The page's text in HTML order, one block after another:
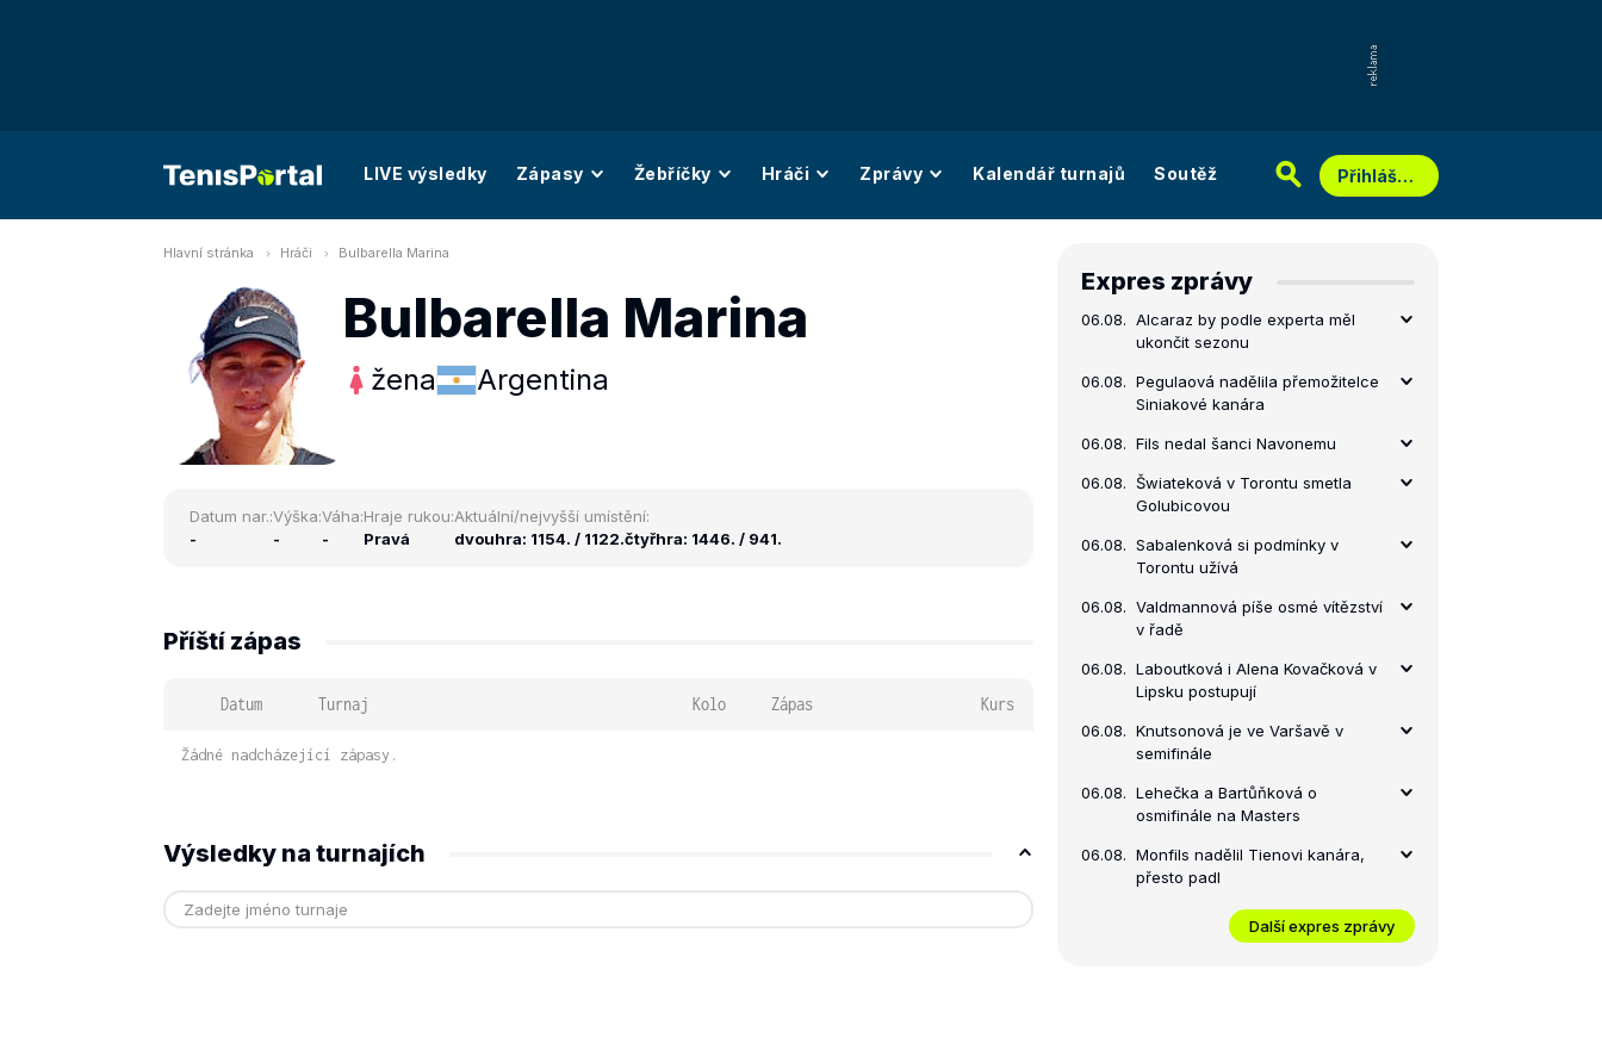
LIVE výsledky Zápasy Žebříčky Hráči Zprávy Kalendář turnajů Soutěž Přihlášení
Hlavní stránka Hráči Bulbarella Marina
Bulbarella Marina
žena Argentina
Datum nar.:
-
Výška:
-
Váha:
-
Hraje rukou:
Pravá
Aktuální/nejvyšší umístění:
dvouhra: 1154. / 1122.čtyřhra: 1446. / 941.
Příští zápas
Datum Turnaj Kolo Zápas Kurs
Žádné nadcházející zápasy.
Výsledky na turnajích
Expres zprávy
06.08. Alcaraz by podle experta měl
ukončit sezonu
06.08. Pegulaová nadělila přemožitelce
Siniakové kanára
06.08. Fils nedal šanci Navonemu
06.08. Šwiateková v Torontu smetla
Golubicovou
06.08. Sabalenková si podmínky v
Torontu užívá
06.08. Valdmannová píše osmé vítězství
v řadě
06.08. Laboutková i Alena Kovačková v
Lipsku postupují
06.08. Knutsonová je ve Varšavě v
semifinále
06.08. Lehečka a Bartůňková o
osmifinále na Masters
06.08. Monfils nadělil Tienovi kanára,
přesto padl
Další expres zprávy